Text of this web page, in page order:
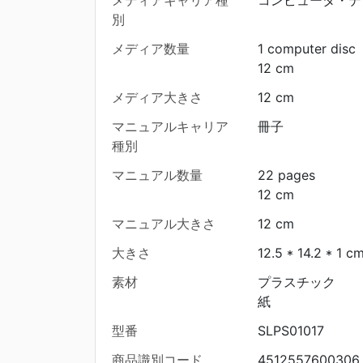
別
メディア数量
1 computer disc
12 cm
メディア大きさ
12 cm
マニュアルキャリア
種別
冊子
マニュアル数量
22 pages
12 cm
マニュアル大きさ
12 cm
大きさ
12.5 * 14.2 * 1 cm
素材
プラスチック
紙
型番
SLPS01017
商品識別コード
4512557600306